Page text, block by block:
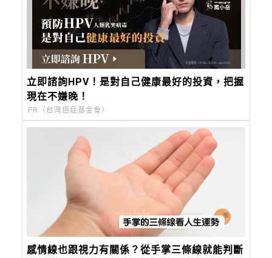
立即諮詢HPV！是對自己健康最好的投資，把握
現在不嫌晚！
PR（台灣癌症基金會）
感情線也跟視力有關係？從手掌三條線就能判斷